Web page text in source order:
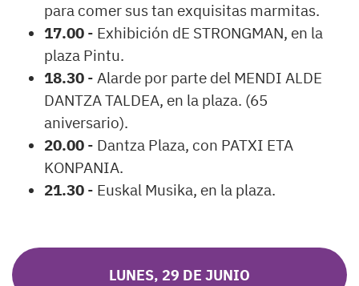
para comer sus tan exquisitas marmitas.
17.00 - Exhibición dE STRONGMAN, en la
plaza Pintu.
18.30 - Alarde por parte del MENDI ALDE
DANTZA TALDEA, en la plaza. (65
aniversario).
20.00 - Dantza Plaza, con PATXI ETA
KONPANIA.
21.30 - Euskal Musika, en la plaza.
LUNES, 29 DE JUNIO